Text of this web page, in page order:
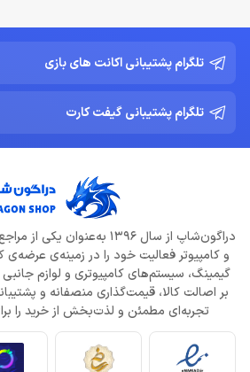
تلگرام پشتیبانی اکانت های بازی
تلگرام پشتیبانی گیفت کارت
دراگون‌شاپ از سال 1396
و کامپیوتر فعالیت خود را در زمینه‌ی
گیمینگ، سیستم‌های کامپیوتری و لوازم جانبی
بر اصالت کالا، قیمت‌گذاری منصفانه و
تجربه‌ای مطمئن و لذت‌بخش از خرید را